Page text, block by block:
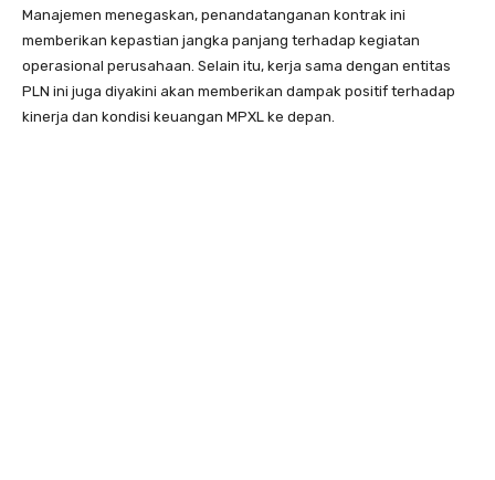
Manajemen menegaskan, penandatanganan kontrak ini
memberikan kepastian jangka panjang terhadap kegiatan
operasional perusahaan. Selain itu, kerja sama dengan entitas
PLN ini juga diyakini akan memberikan dampak positif terhadap
kinerja dan kondisi keuangan MPXL ke depan.